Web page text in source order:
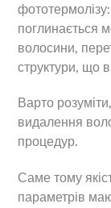
поглинається
волосини,
структури, що
Варто
видалення
процедур.
Саме тому
параметрів